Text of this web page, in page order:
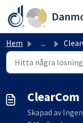
Hoppa över till
Hem ...
Skapad av